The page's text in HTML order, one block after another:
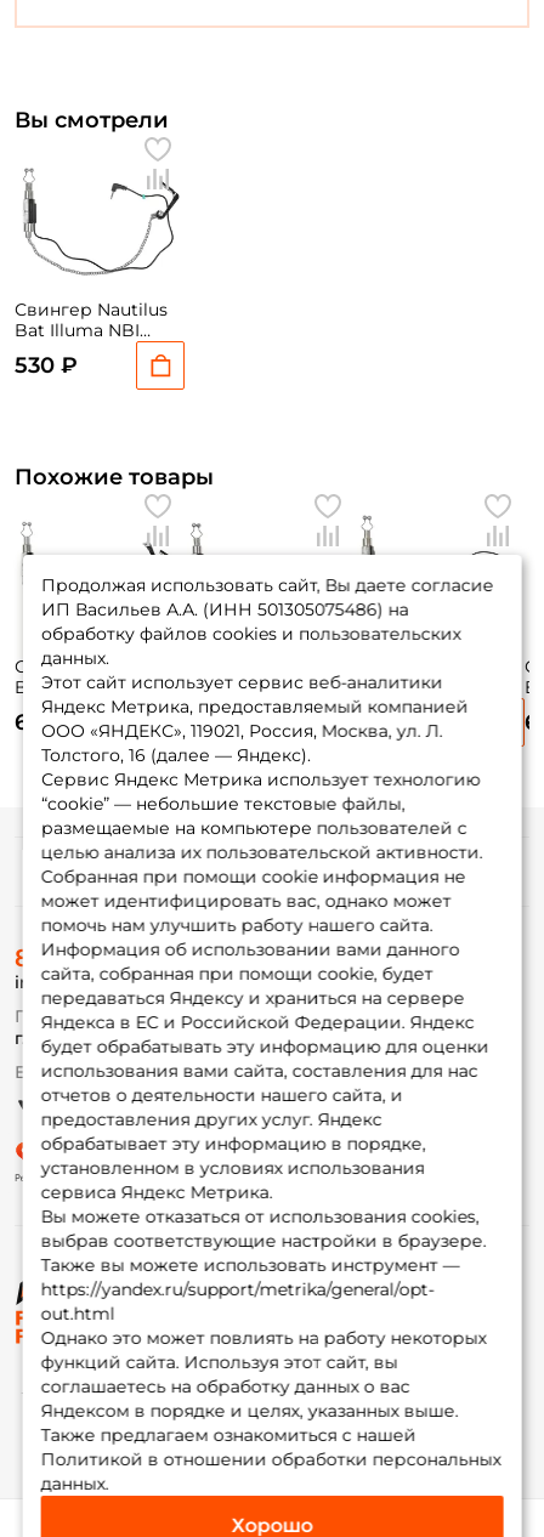
Вы смотрели
Свингер Nautilus
Bat Illuma NBI
530 ₽
Похожие товары
Свингер Nautilus
Bat Illuma NBI
Yellow
635 ₽
Swing Illuma NSI
Blue
635 ₽
Swing Illuma NSI
Red
635 ₽
Продолжая использовать сайт, Вы даете согласие
ИП Васильев А.А. (ИНН 501305075486) на
обработку файлов cookies и пользовательских
данных.
Этот сайт использует сервис веб-аналитики
Яндекс Метрика, предоставляемый компанией
ООО «ЯНДЕКС», 119021, Россия, Москва, ул. Л.
Толстого, 16 (далее — Яндекс).
Сервис Яндекс Метрика использует технологию
“cookie” — небольшие текстовые файлы,
размещаемые на компьютере пользователей с
целью анализа их пользовательской активности.
Собранная при помощи cookie информация не
может идентифицировать вас, однако может
помочь нам улучшить работу нашего сайта.
Информация об использовании вами данного
сайта, собранная при помощи cookie, будет
передаваться Яндексу и храниться на сервере
Яндекса в ЕС и Российской Федерации. Яндекс
будет обрабатывать эту информацию для оценки
использования вами сайта, составления для нас
отчетов о деятельности нашего сайта, и
предоставления других услуг. Яндекс
обрабатывает эту информацию в порядке,
установленном в условиях использования
сервиса Яндекс Метрика.
Вы можете отказаться от использования cookies,
выбрав соответствующие настройки в браузере.
Также вы можете использовать инструмент —
https://yandex.ru/support/metrika/general/opt-
out.html
Однако это может повлиять на работу некоторых
функций сайта. Используя этот сайт, вы
соглашаетесь на обработку данных о вас
Яндексом в порядке и целях, указанных выше.
Также предлагаем ознакомиться с нашей
Политикой в отношении обработки персональных
данных.
Хорошо
© ФоксФишинг, 2009-2026
Информация
О магазине
Доставка
Оплата
Fox-bonus
Гуру
Партнерская программа
8 (495) 532-77-88
info@foxfishing.ru
По вопросам с заказом
г. Москва, ул. Плеханова д.7
Ежедневно 10:00 до 20:00